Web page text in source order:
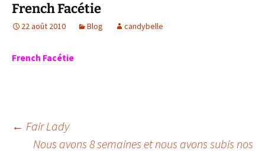
French Facétie
22 août 2010 Blog candybelle
French Facétie
Navigation
← Fair Lady
Nous avons 8 semaines et nous avons subis nos